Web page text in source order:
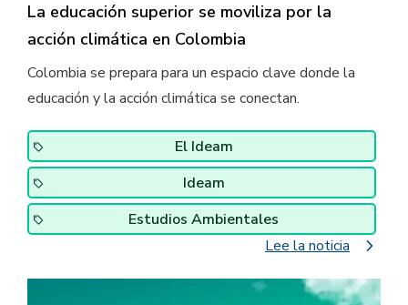
La educación superior se moviliza por la
acción climática en Colombia
Colombia se prepara para un espacio clave donde la
educación y la acción climática se conectan.
El Ideam
Ideam
Estudios Ambientales
Lee la noticia
navigate_next